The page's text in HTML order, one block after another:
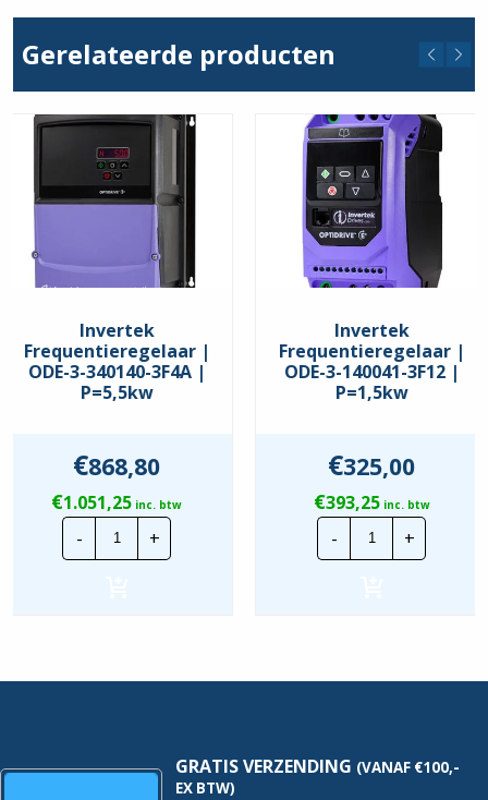
Comm. Interface
Modbus RTU
Keurmerken
Beschermingsgraad
Gerelateerde producten
Invertek
Frequentieregelaar |
ODE-3-340140-3F4A |
P=5,5kw
€868,80
€1.051,25 inc. btw
-
Invertek
Frequentieregelaar
|
hoeveelheid
+
Invertek
Frequentieregelaar |
ODE-3-140041-3F12 |
P=1,5kw
€325,00
€393,25inc. btw
-
Invertek
|
hoeveelheid
+
GRATIS VERZENDING (VANAF €100,-
EX BTW)